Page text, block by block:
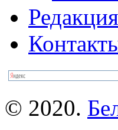
Редакция
© 2020.